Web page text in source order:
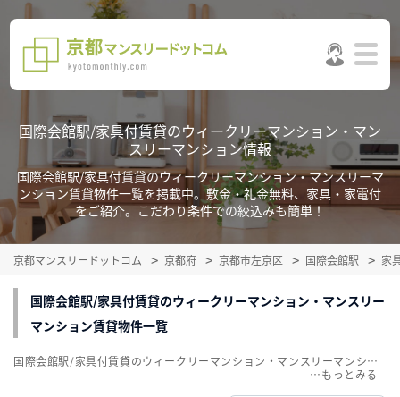
国際会館駅/家具付賃貸のウィークリーマンション・マン
スリーマンション情報
国際会館駅/家具付賃貸のウィークリーマンション・マンスリーマ
ンション賃貸物件一覧を掲載中。敷金・礼金無料、家具・家電付
をご紹介。こだわり条件での絞込みも簡単！
京都マンスリードットコム 京都府 京都市左京区 国際会館駅 家
国際会館駅/家具付賃貸のウィークリーマンション・マンスリー
マンション賃貸物件一覧
国際会館駅/家具付賃貸のウィークリーマンション・マンスリーマンション賃貸物件一覧を掲載中。敷金・礼金無料、家具・家電付をご紹介。こだわり条件での絞込みも簡単！
…